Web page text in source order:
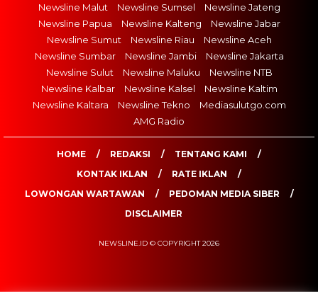
Newsline Malut
Newsline Sumsel
Newsline Jateng
Newsline Papua
Newsline Kalteng
Newsline Jabar
Newsline Sumut
Newsline Riau
Newsline Aceh
Newsline Sumbar
Newsline Jambi
Newsline Jakarta
Newsline Sulut
Newsline Maluku
Newsline NTB
Newsline Kalbar
Newsline Kalsel
Newsline Kaltim
Newsline Kaltara
Newsline Tekno
Mediasulutgo.com
AMG Radio
HOME REDAKSI
TENTANG KAMI
KONTAK IKLAN
RATE IKLAN
LOWONGAN WARTAWAN
PEDOMAN MEDIA SIBER
DISCLAIMER
NEWSLINE.ID © COPYRIGHT 2026